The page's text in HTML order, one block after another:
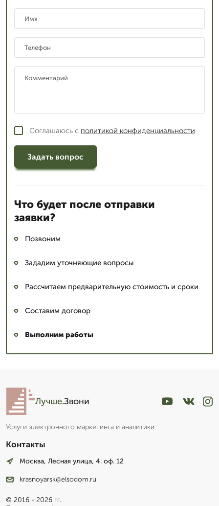
Соглашаюсь с политикой конфиденциальности
Задать вопрос
Что будет после отправки
заявки?
Позвоним
Зададим уточняющие вопросы
Рассчитаем предварительную стоимость и сроки
Составим договор
Выполним работы
Лучше.Звони
Услуги электронного маркетинга и аналитики
Контакты
Москва, Лесная улица, 4. оф. 12
krasnoyarsk@elsodom.ru
© 2016 - 2026 гг.